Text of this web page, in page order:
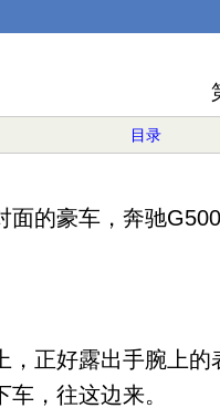
目录
的豪车，奔驰G500
正好露出手腕上的
，往这边来。